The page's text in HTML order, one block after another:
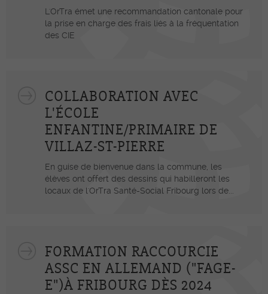
L'OrTra émet une recommandation cantonale pour
la prise en charge des frais liés à la fréquentation
des CIE
COLLABORATION AVEC
L'ÉCOLE
ENFANTINE/PRIMAIRE DE
VILLAZ-ST-PIERRE
En guise de bienvenue dans la commune, les
élèves ont offert des dessins qui habilleront les
locaux de l'OrTra Santé-Social Fribourg lors de...
FORMATION RACCOURCIE
ASSC EN ALLEMAND ("FAGE-
E")À FRIBOURG DÈS 2024